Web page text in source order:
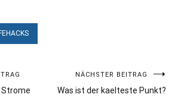
Strome
NÄCHSTER BEITRAG
Was ist der kaelteste Punkt?